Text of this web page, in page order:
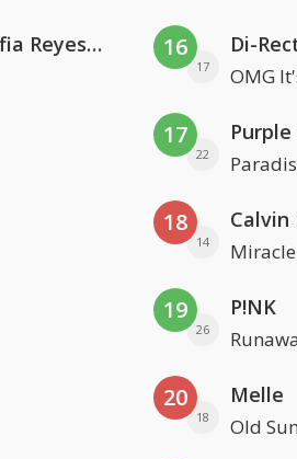
Kris Kross Amsterdam. Sofia Reyes & Tinie Tempah 16
17
Di-
OMG
17
22
18
14
Calvin
Miracle
19
26
P!NK
20
18
Melle
Old